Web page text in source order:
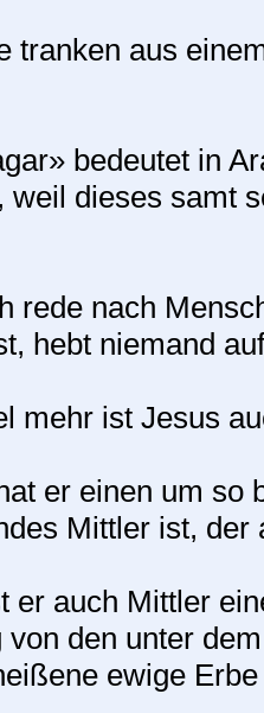
tranken aus
bedeutet in
weil dieses samt
rede nach
hebt niemand
mehr ist Jesus
er einen um so
Mittler ist,
er auch Mittler
den unter
ewige